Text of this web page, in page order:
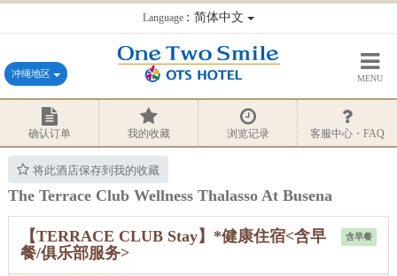
Language：简体中文
冲绳地区 MENU
确认订单 我的收藏 浏览记录 客服中心・FAQ
将此酒店保存到我的收藏
The Terrace Club Wellness Thalasso At Busena
含早餐
【TERRACE CLUB Stay】*健康住宿<含早
餐/俱乐部服务>